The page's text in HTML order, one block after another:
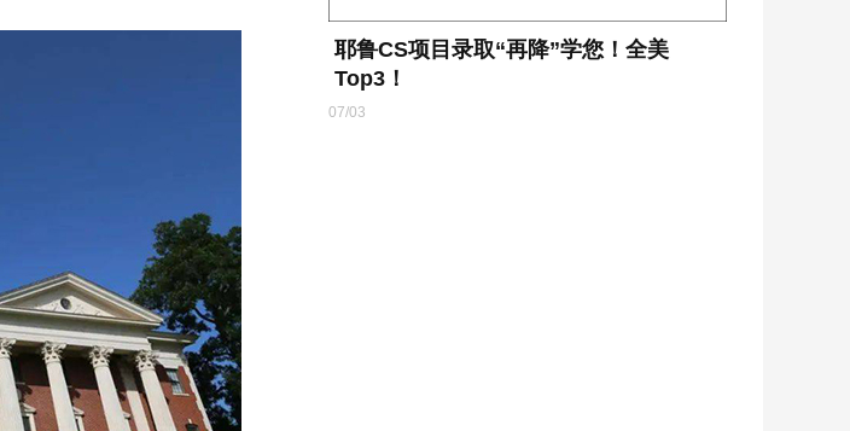
耶鲁CS项目录取“再降”学您！全美
Top3！
07/03